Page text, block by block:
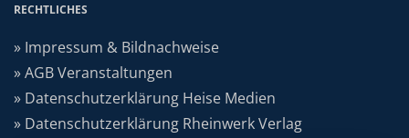
RECHTLICHES
» Impressum & Bildnachweise
» AGB Veranstaltungen
» Datenschutzerklärung Heise Medien
» Datenschutzerklärung Rheinwerk Verlag